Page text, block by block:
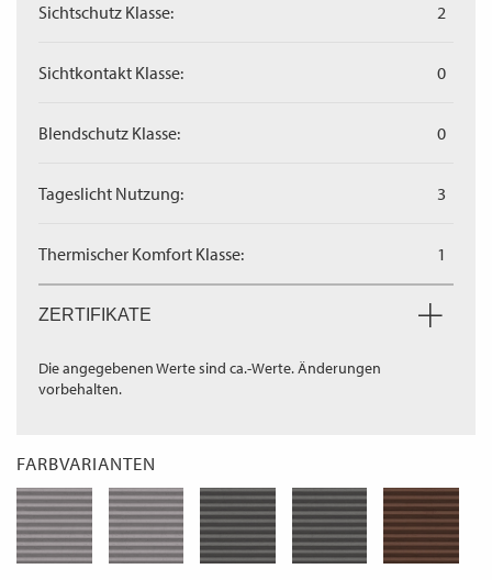
Sichtschutz Klasse: 2
Sichtkontakt Klasse: 0
Blendschutz Klasse: 0
Tageslicht Nutzung: 3
Thermischer Komfort Klasse: 1
ZERTIFIKATE
Die angegebenen Werte sind ca.-Werte. Änderungen
vorbehalten.
FARBVARIANTEN